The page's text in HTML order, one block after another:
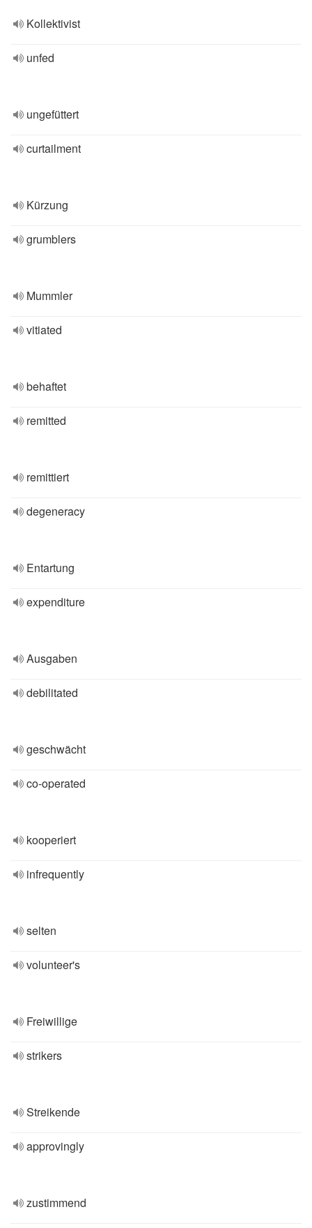
Kollektivist
unfed
ungefüttert
curtailment
Kürzung
grumblers
Mummler
vitiated
behaftet
remitted
remittiert
degeneracy
Entartung
expenditure
Ausgaben
debilitated
geschwächt
co-operated
kooperiert
infrequently
selten
volunteer's
Freiwillige
strikers
Streikende
approvingly
zustimmend